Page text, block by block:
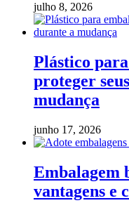
julho 8, 2026
Plástico
proteger
mudança
junho 17, 2026
Embalagem
vantagens e